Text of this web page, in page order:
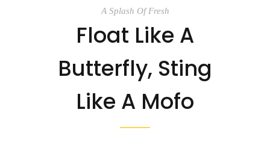
A Splash Of Fresh
Float Like A
Butterfly, Sting
Like A Mofo